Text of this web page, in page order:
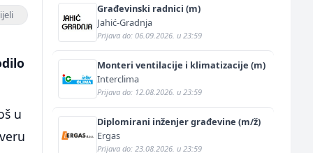
u
Građevinski radnici (m)
Jahić-Gradnja
Prijava do: 06.09.2026. u 23:59
Monteri ventilacije i klimatizacije (m)
Interclima
Prijava do: 12.08.2026. u 23:59
Diplomirani inženjer građevine (m/ž)
Ergas
Prijava do: 23.08.2026. u 23:59